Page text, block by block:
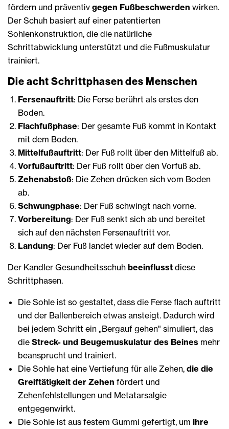
fördern und präventiv gegen Fußbeschwerden wirken.
Der Schuh basiert auf einer patentierten
Sohlenkonstruktion, die die natürliche
Schrittabwicklung unterstützt und die Fußmuskulatur
trainiert.
Die acht Schrittphasen des Menschen
Fersenauftritt: Die Ferse berührt als erstes den
Boden.
Flachfußphase: Der gesamte Fuß kommt in Kontakt
mit dem Boden.
Mittelfußauftritt: Der Fuß rollt über den Mittelfuß ab.
Vorfußauftritt: Der Fuß rollt über den Vorfuß ab.
Zehenabstoß: Die Zehen drücken sich vom Boden
ab.
Schwungphase: Der Fuß schwingt nach vorne.
Vorbereitung: Der Fuß senkt sich ab und bereitet
sich auf den nächsten Fersenauftritt vor.
Landung: Der Fuß landet wieder auf dem Boden.
Der Kandler Gesundheitsschuh beeinflusst diese
Schrittphasen.
Die Sohle ist so gestaltet, dass die Ferse flach auftritt
und der Ballenbereich etwas ansteigt. Dadurch wird
bei jedem Schritt ein „Bergauf gehen" simuliert, das
die Streck- und Beugemuskulatur des Beines mehr
beansprucht und trainiert.
Die Sohle hat eine Vertiefung für alle Zehen, die die
Greiftätigkeit der Zehen fördert und
Zehenfehlstellungen und Metatarsalgie
entgegenwirkt.
Die Sohle ist aus festem Gummi gefertigt, um ihre